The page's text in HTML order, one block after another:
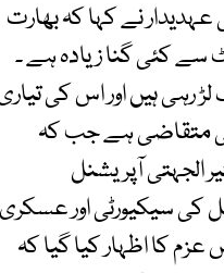
نے کہا کہ بھارت
بجٹ سے کئی گنا زیادہ ہے ۔
رہی ہیں اور اس کی
متقاضی ہے جب کہ
الجہتی آپریشنل
کی سیکیورٹی اور عسکری
کا اظہار کیا گیا کہ